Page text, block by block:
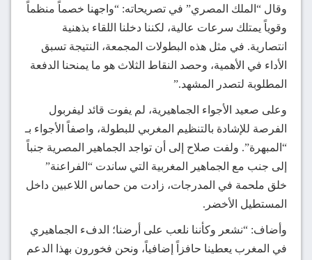
وقال “الملك المصري” في تصريحاته: “واجهنا خصماً منظماً
وقوياً يمتلك سرعات عالية، لكننا دخلنا اللقاء بذهنية
انتصارية. في مثل هذه البطولات المجمعة، النتيجة تسبق
الأداء في الأهمية، وحصد النقاط الثلاث هو ما يمنحنا الدفعة
المطلوبة لتصدر المشهد.”
وعلى صعيد الأجواء الجماهيرية، لم يفوت قائد ليفربول
الفرصة للإشادة بالتنظيم المغربي للبطولة، واصفاً الأجواء بـ
“المبهرة”. ولفت صلاح إلى أن تواجد الجماهير المصرية جنباً
إلى جنب مع الجماهير المغربية التي ساندت “الفراعنة”
خلق ملحمة في المدرجات، زادت من حماس اللاعبين داخل
المستطيل الأخضر.
وأضاف: “نشعر وكأننا نلعب على أرضنا؛ الدفء الجماهيري
في المغرب يعطينا حافزاً إضافياً، ونحن فخورون بهذا الدعم